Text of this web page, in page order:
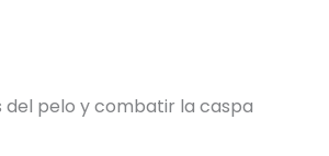
pelo y combatir la caspa